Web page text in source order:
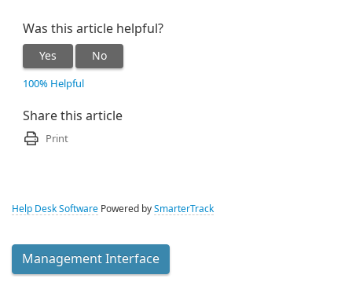
Was this article helpful?
Yes No
100% Helpful
Share this article
Print
Help Desk Software Powered by SmarterTrack
Management Interface